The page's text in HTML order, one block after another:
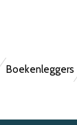
Boekenleggers